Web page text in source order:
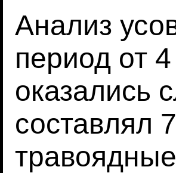
Анализ
период от
оказались
составлял